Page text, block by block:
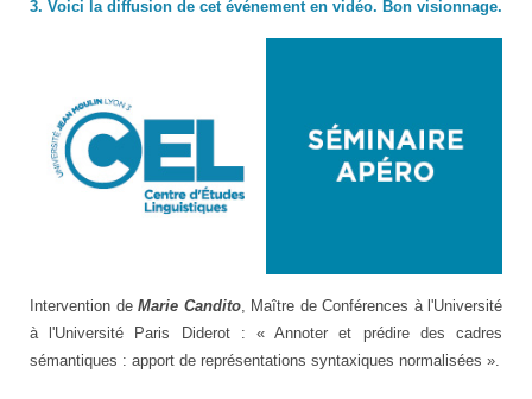
3. Voici la diffusion de cet événement en vidéo. Bon visionnage.
Logo
séminaire
apéro
Intervention de Marie Candito, Maître de Conférences à l'Université
à l'Université Paris Diderot : « Annoter et prédire des cadres
sémantiques : apport de représentations syntaxiques normalisées ».